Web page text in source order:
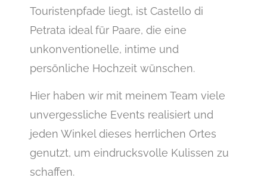
Touristenpfade liegt, ist Castello di
Petrata ideal für Paare, die eine
unkonventionelle, intime und
persönliche Hochzeit wünschen.
Hier haben wir mit meinem Team viele
unvergessliche Events realisiert und
jeden Winkel dieses herrlichen Ortes
genutzt, um eindrucksvolle Kulissen zu
schaffen.